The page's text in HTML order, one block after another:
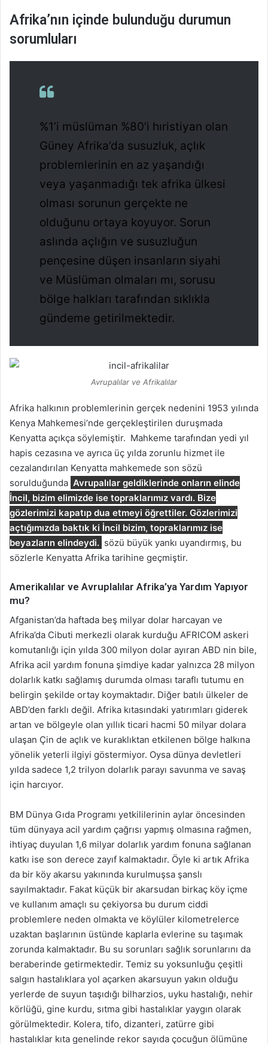
Afrika’nın içinde bulunduğu durumun
sorumluları
%1’i müslüman %80’i hıristiyan olan
Güney Afrika’da susuzluk, açlık
problemlerinin en az yaşandığı
veya yaşanmadığı tek afrika ülkesi
olması sorunun gerçekte ne
olduğunu ortaya koyuyor. Sorun
aslında açlığın ve susuzluğun
pençesine düşen insanların siyahi
ve Müslüman olmaları mı, sorusu
bölge halkları tarafından sıklıkla
gündeme getirilmektedir.
Avrupalılar ve Afrikalılar
Afrika halkının problemlerinin gerçek nedenini 1953 yılında
Kenya Mahkemesi’nde gerçekleştirilen duruşmada
Kenyatta açıkça söylemiştir. Mahkeme tarafından yedi yıl
hapis cezasına ve ayrıca üç yılda zorunlu hizmet ile
cezalandırılan Kenyatta mahkemede son sözü
sorulduğunda Avrupalılar geldiklerinde onların elinde
İncil, bizim elimizde ise topraklarımız vardı. Bize
gözlerimizi kapatıp dua etmeyi öğrettiler. Gözlerimizi
açtığımızda baktık ki İncil bizim, topraklarımız ise
beyazların elindeydi. sözü büyük yankı uyandırmış, bu
sözlerle Kenyatta Afrika tarihine geçmiştir.
Amerikalılar ve Avruplalılar Afrika’ya Yardım Yapıyor
mu?
Afganistan’da haftada beş milyar dolar harcayan ve
Afrika’da Cibuti merkezli olarak kurduğu AFRICOM askeri
komutanlığı için yılda 300 milyon dolar ayıran ABD nin bile,
Afrika acil yardım fonuna şimdiye kadar yalnızca 28 milyon
dolarlık katkı sağlamış durumda olması taraflı tutumu en
belirgin şekilde ortay koymaktadır. Diğer batılı ülkeler de
ABD’den farklı değil. Afrika kıtasındaki yatırımları giderek
artan ve bölgeyle olan yıllık ticari hacmi 50 milyar dolara
ulaşan Çin de açlık ve kuraklıktan etkilenen bölge halkına
yönelik yeterli ilgiyi göstermiyor. Oysa dünya devletleri
yılda sadece 1,2 trilyon dolarlık parayı savunma ve savaş
için harcıyor.
BM Dünya Gıda Programı yetkililerinin aylar öncesinden
tüm dünyaya acil yardım çağrısı yapmış olmasına rağmen,
ihtiyaç duyulan 1,6 milyar dolarlık yardım fonuna sağlanan
katkı ise son derece zayıf kalmaktadır. Öyle ki artık Afrika
da bir köy akarsu yakınında kurulmuşsa şanslı
sayılmaktadır. Fakat küçük bir akarsudan birkaç köy içme
ve kullanım amaçlı su çekiyorsa bu durum ciddi
problemlere neden olmakta ve köylüler kilometrelerce
uzaktan başlarının üstünde kaplarla evlerine su taşımak
zorunda kalmaktadır. Bu su sorunları sağlık sorunlarını da
beraberinde getirmektedir. Temiz su yoksunluğu çeşitli
salgın hastalıklara yol açarken akarsuyun yakın olduğu
yerlerde de suyun taşıdığı bilharzios, uyku hastalığı, nehir
körlüğü, gine kurdu, sıtma gibi hastalıklar yaygın olarak
görülmektedir. Kolera, tifo, dizanteri, zatürre gibi
hastalıklar kıta genelinde rekor sayıda çocuğun ölümüne